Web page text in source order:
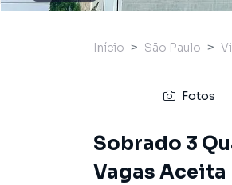
Início São Paulo
Fotos
Sobrado 3
Vagas